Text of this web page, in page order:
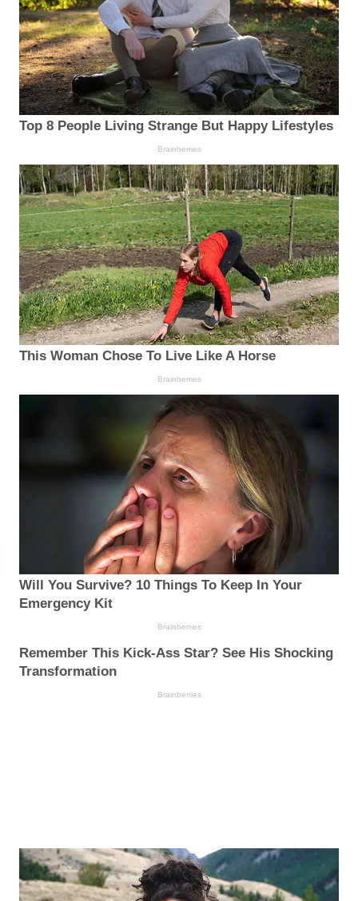
Top 8 People Living Strange But Happy Lifestyles
Brainberries
This Woman Chose To Live Like A Horse
Brainberries
Will You Survive? 10 Things To Keep In Your
Emergency Kit
Brainberries
Remember This Kick-Ass Star? See His Shocking
Transformation
Brainberries